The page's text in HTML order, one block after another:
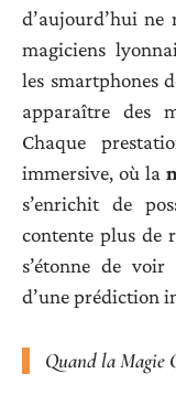
d’aujourd’hui ne
magiciens
les smartphones
apparaître des
Chaque
immersive, où la
s’enrichit de
contente plus de
s’étonne de
d’une prédiction
Quand la Magie